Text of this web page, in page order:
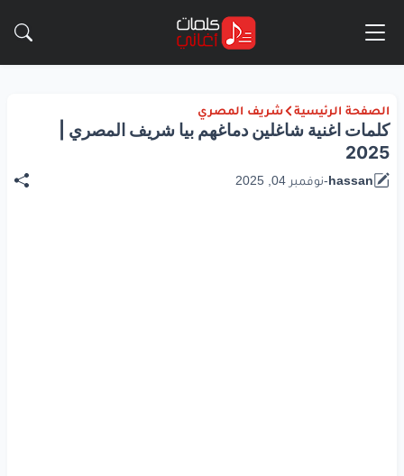
الصفحة الرئيسية شريف المصري
كلمات اغنية شاغلين دماغهم بيا شريف المصري |
2025
hassan
-نوفمبر 04, 2025